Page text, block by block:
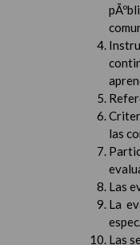
las
Las
La
Las